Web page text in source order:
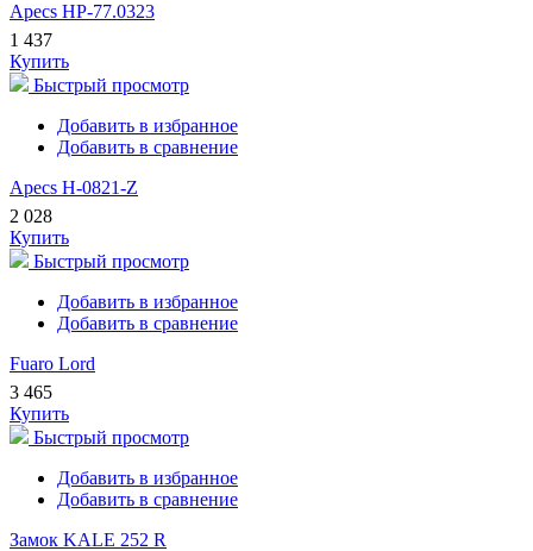
Apecs HP-77.0323
1 437
Купить
Быстрый просмотр
Добавить в избранное
Добавить в сравнение
Apecs H-0821-Z
2 028
Купить
Быстрый просмотр
Добавить в избранное
Добавить в сравнение
Fuaro Lord
3 465
Купить
Быстрый просмотр
Добавить в избранное
Добавить в сравнение
Замок KALE 252 R